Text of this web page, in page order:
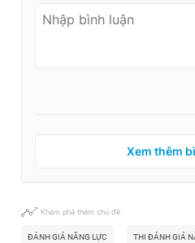
Xem thêm
Khám phá thêm chủ đề
ĐÁNH GIÁ NĂNG LỰC THI ĐÁNH GIÁ